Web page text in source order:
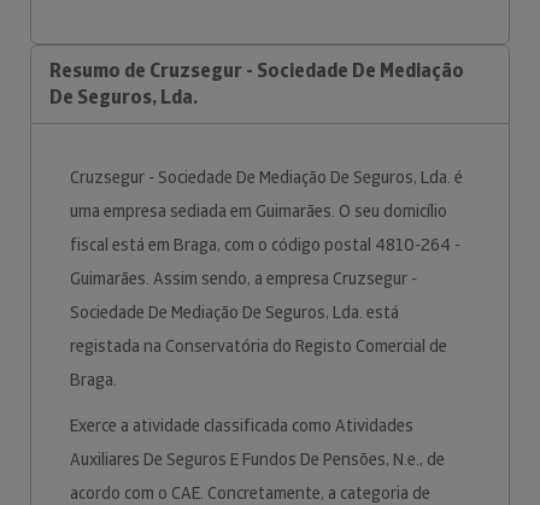
Resumo de Cruzsegur - Sociedade De Mediação
De Seguros, Lda.
Cruzsegur - Sociedade De Mediação De Seguros, Lda. é
uma empresa sediada em Guimarães. O seu domicílio
fiscal está em Braga, com o código postal 4810-264 -
Guimarães. Assim sendo, a empresa Cruzsegur -
Sociedade De Mediação De Seguros, Lda. está
registada na Conservatória do Registo Comercial de
Braga.
Exerce a atividade classificada como Atividades
Auxiliares De Seguros E Fundos De Pensões, N.e., de
acordo com o CAE. Concretamente, a categoria de